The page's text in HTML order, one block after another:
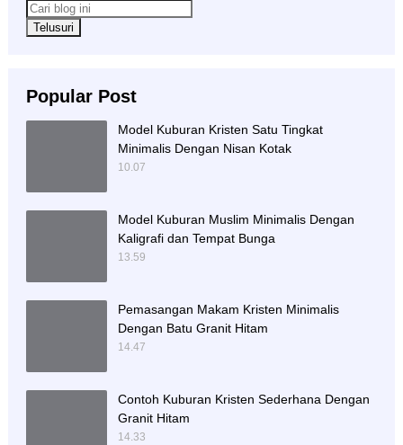
Popular Post
Model Kuburan Kristen Satu Tingkat
Minimalis Dengan Nisan Kotak
10.07
Model Kuburan Muslim Minimalis Dengan
Kaligrafi dan Tempat Bunga
13.59
Pemasangan Makam Kristen Minimalis
Dengan Batu Granit Hitam
14.47
Contoh Kuburan Kristen Sederhana Dengan
Granit Hitam
14.33